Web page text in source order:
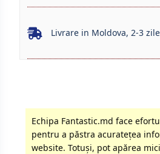
Livrare in Moldova, 2-3 zile
Echipa Fantastic.md face
pentru a păstra acurateţea
website. Totuși, pot apărea